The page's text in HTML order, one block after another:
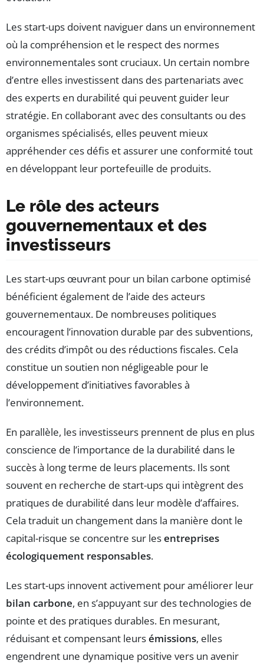
Les start-ups doivent naviguer dans un environnement
où la compréhension et le respect des normes
environnementales sont cruciaux. Un certain nombre
d’entre elles investissent dans des partenariats avec
des experts en durabilité qui peuvent guider leur
stratégie. En collaborant avec des consultants ou des
organismes spécialisés, elles peuvent mieux
appréhender ces défis et assurer une conformité tout
en développant leur portefeuille de produits.
Le rôle des acteurs
gouvernementaux et des
investisseurs
Les start-ups œuvrant pour un bilan carbone optimisé
bénéficient également de l’aide des acteurs
gouvernementaux. De nombreuses politiques
encouragent l’innovation durable par des subventions,
des crédits d’impôt ou des réductions fiscales. Cela
constitue un soutien non négligeable pour le
développement d’initiatives favorables à
l’environnement.
En parallèle, les investisseurs prennent de plus en plus
conscience de l’importance de la durabilité dans le
succès à long terme de leurs placements. Ils sont
souvent en recherche de start-ups qui intègrent des
pratiques de durabilité dans leur modèle d’affaires.
Cela traduit un changement dans la manière dont le
capital-risque se concentre sur lesentreprises
écologiquement responsables.
Les start-ups innovent activement pour améliorer leur
bilan carbone, en s’appuyant sur des technologies de
pointe et des pratiques durables. En mesurant,
réduisant et compensant leursémissions, elles
engendrent une dynamique positive vers un avenir